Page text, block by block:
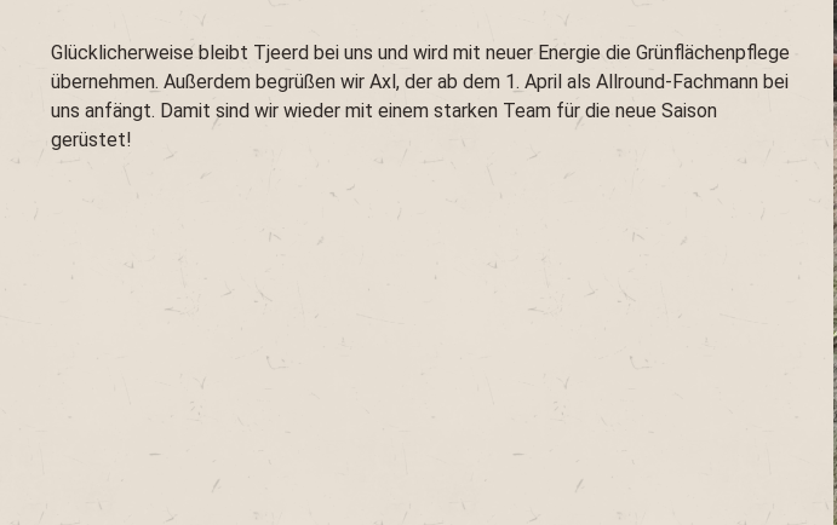
Glücklicherweise bleibt Tjeerd bei uns und wird mit neuer Energie die Grünflächenpflege
übernehmen. Außerdem begrüßen wir Axl, der ab dem 1. April als Allround-Fachmann bei
uns anfängt. Damit sind wir wieder mit einem starken Team für die neue Saison
gerüstet!